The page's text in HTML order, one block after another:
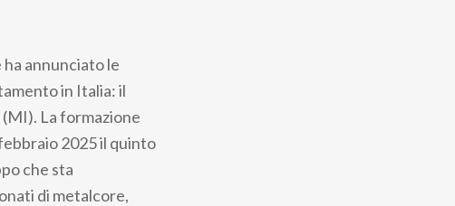
annunciato le
in Italia: il
La formazione
2025 il quinto
che sta
di metalcore,